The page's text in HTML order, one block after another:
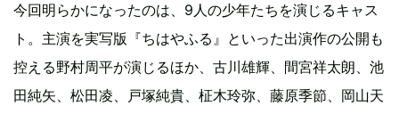
今回明らかになったのは、9人の少年たちを演じるキャス
ト。主演を実写版『ちはやふる』といった出演作の公開も
控える野村周平が演じるほか、古川雄輝、間宮祥太朗、池
田純矢、松田凌、戸塚純貴、柾木玲弥、藤原季節、岡山天